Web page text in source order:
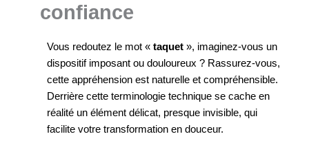
confiance
Vous redoutez le mot « taquet», imaginez-vous un
dispositif imposant ou douloureux ? Rassurez-vous,
cette appréhension est naturelle et compréhensible.
Derrière cette terminologie technique se cache en
réalité un élément délicat, presque invisible, qui
facilite votre transformation en douceur.